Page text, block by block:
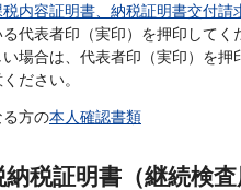
内容証明書、納税証明書交付請
代表者印（実印）を押印してく
場合は、代表者印（実印）を押
ださい。
る方の本人確認書類
税証明書（継続検査